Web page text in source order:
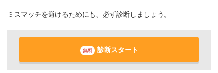
ミスマッチを避けるためにも、必ず診断しましょう。
無料 診断スタート